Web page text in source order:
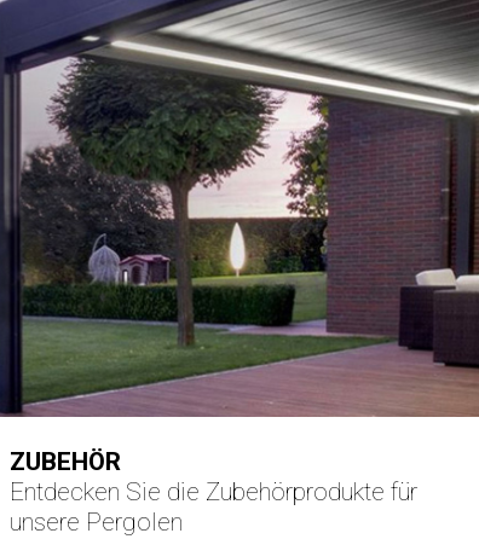
ZUBEHÖR
Entdecken Sie die Zubehörprodukte für
unsere Pergolen